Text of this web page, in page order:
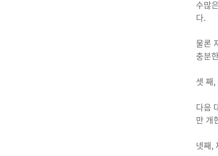
수많
다.
물론
충분
셋 째
다음
만 개
넷째,